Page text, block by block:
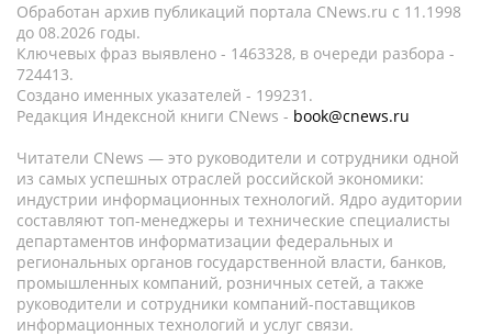
Обработан архив публикаций портала CNews.ru c 11.1998
до 08.2026 годы.
Ключевых фраз выявлено - 1463328, в очереди разбора -
724413.
Создано именных указателей - 199231.
Редакция Индексной книги CNews - book@cnews.ru
Читатели CNews — это руководители и сотрудники одной
из самых успешных отраслей российской экономики:
индустрии информационных технологий. Ядро аудитории
составляют топ-менеджеры и технические специалисты
департаментов информатизации федеральных и
региональных органов государственной власти, банков,
промышленных компаний, розничных сетей, а также
руководители и сотрудники компаний-поставщиков
информационных технологий и услуг связи.